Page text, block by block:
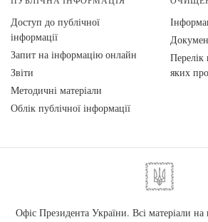
Доступ до публічної
інформації
Запит на інформацію онлайн
Звіти
Методичні матеріали
Облік публічної інформації
Перелік
яких
Офіс Президента України. Всі матеріали на